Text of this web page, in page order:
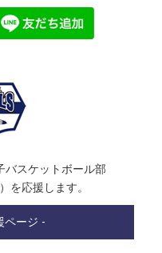
バスケットボール部
を応援します。
ページ -